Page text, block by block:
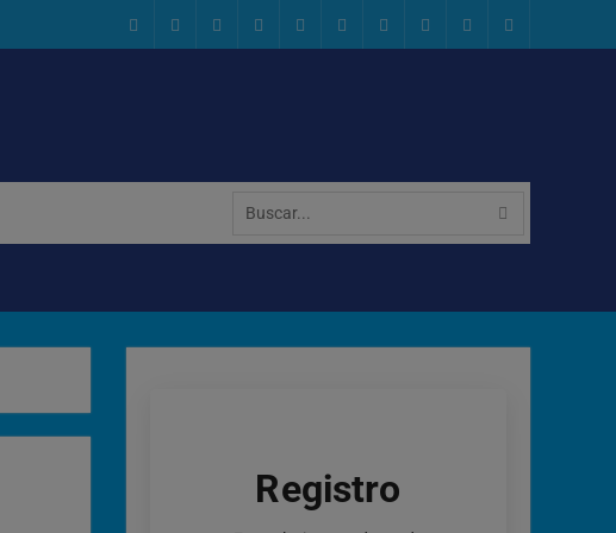
Geocaching
FacebookInstagram
x.comFlickrYoutubeRedditthreadsbsky Configuración
Registro